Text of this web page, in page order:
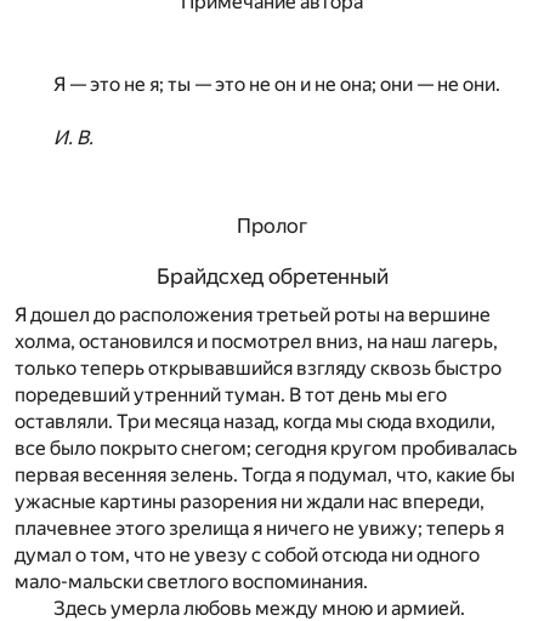
Я — это не я; ты — это не он и не она; они — не они.
И. В.
Пролог
Брайдсхед обретенный
Я дошел до расположения третьей роты на вершине
холма, остановился и посмотрел вниз, на наш лагерь,
только теперь открывавшийся взгляду сквозь быстро
поредевший утренний туман. В тот день мы его
оставляли. Три месяца назад, когда мы сюда входили,
все было покрыто снегом; сегодня кругом пробивалась
первая весенняя зелень. Тогда я подумал, что, какие бы
ужасные картины разорения ни ждали нас впереди,
плачевнее этого зрелища я ничего не увижу; теперь я
думал о том, что не увезу с собой отсюда ни одного
мало-мальски светлого воспоминания.
Здесь умерла любовь между мною и армией.